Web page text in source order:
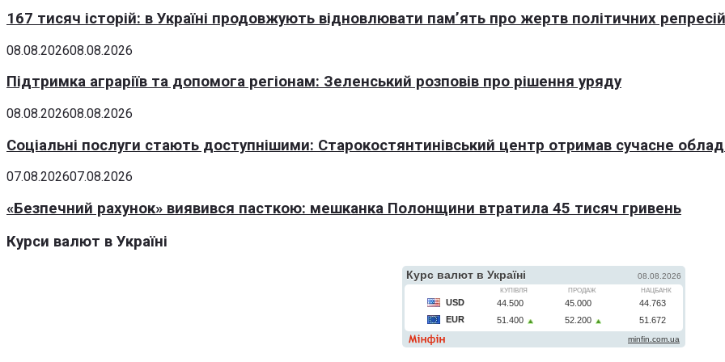
167 тисяч історій: в Україні продовжують відновлювати пам’ять про жертв політичних репресій
08.08.202608.08.2026
Підтримка аграріїв та допомога регіонам: Зеленський розповів про рішення уряду
08.08.202608.08.2026
Соціальні послуги стають доступнішими: Старокостянтинівський центр отримав сучасне
07.08.202607.08.2026
«Безпечний рахунок» виявився пасткою: мешканка Полонщини втратила 45 тисяч гривень
Курси валют в Україні